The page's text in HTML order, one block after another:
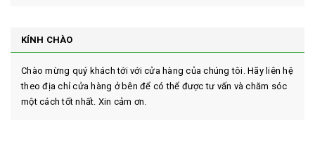
KÍNH CHÀO
Chào mừng quý khách tới với cửa hàng của chúng tôi. Hãy liên hệ
theo địa chỉ cửa hàng ở bên để có thể được tư vấn và chăm sóc
một cách tốt nhất. Xin cảm ơn.